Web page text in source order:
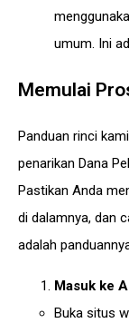
umum. Ini
Memulai
Panduan rinci
penarikan Dana
Pastikan Anda
di dalamnya, dan
adalah
Masuk ke
Buka situs